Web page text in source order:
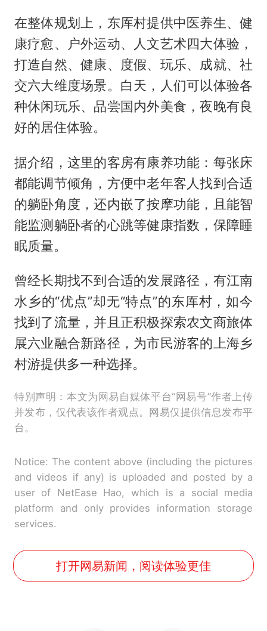
在整体规划上，东厍村提供中医养生、健
康疗愈、户外运动、人文艺术四大体验，
打造自然、健康、度假、玩乐、成就、社
交六大维度场景。白天，人们可以体验各
种休闲玩乐、品尝国内外美食，夜晚有良
好的居住体验。
据介绍，这里的客房有康养功能：每张床
都能调节倾角，方便中老年客人找到合适
的躺卧角度，还内嵌了按摩功能，且能智
能监测躺卧者的心跳等健康指数，保障睡
眠质量。
曾经长期找不到合适的发展路径，有江南
水乡的“优点”却无“特点”的东厍村，如今
找到了流量，并且正积极探索农文商旅体
展六业融合新路径，为市民游客的上海乡
村游提供多一种选择。
特别声明：本文为网易自媒体平台“网易号”作者上传
并发布，仅代表该作者观点。网易仅提供信息发布平
台。
Notice: The content above (including the pictures
and videos if any) is uploaded and posted by a
user of NetEase Hao, which is a social media
platform and only provides information storage
services.
打开网易新闻，阅读体验更佳